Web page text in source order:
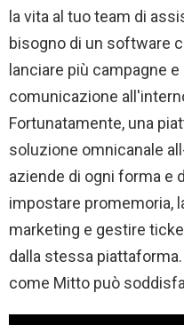
la vita al tuo team di
bisogno di un software
lanciare più campagne
comunicazione
Fortunatamente, una
soluzione omnicanale
aziende di ogni forma e
impostare promemoria,
marketing e gestire
dalla stessa
come Mitto può